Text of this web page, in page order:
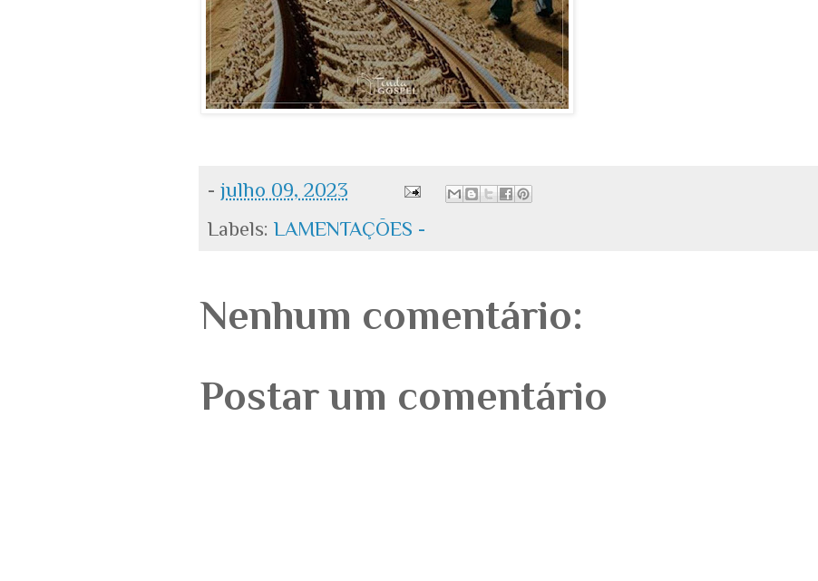
- julho 09, 2023
Labels: LAMENTAÇÕES -
Nenhum comentário:
Postar um comentário